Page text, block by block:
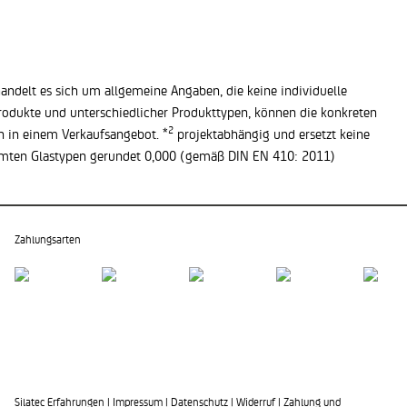
es sich um allgemeine Angaben, die keine individuelle
und unterschiedlicher Produkttypen, können die konkreten
einem Verkaufsangebot. *2 projektabhängig und ersetzt keine
Glastypen gerundet 0,000 (gemäß DIN EN 410: 2011)
Zahlungsarten
Silatec Erfahrungen | Impressum | Datenschutz | Widerruf| Zahlung und